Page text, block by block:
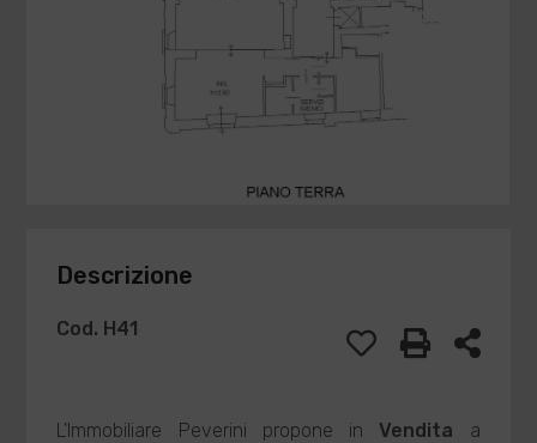
Descrizione
Cod. H41
L'Immobiliare Peverini propone in Vendita a